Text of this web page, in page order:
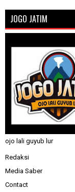
JOGO JATIM
ojo lali guyub lur
Redaksi
Media Saber
Contact